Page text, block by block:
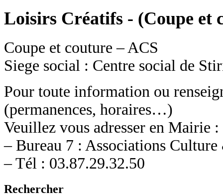
Loisirs Créatifs - (Coupe et
Coupe et couture – ACS
Siege social : Centre social de
Pour toute information ou
(permanences, horaires…)
Veuillez vous adresser en Mairie :
– Bureau 7 : Associations
– Tél : 03.87.29.32.50
Rechercher